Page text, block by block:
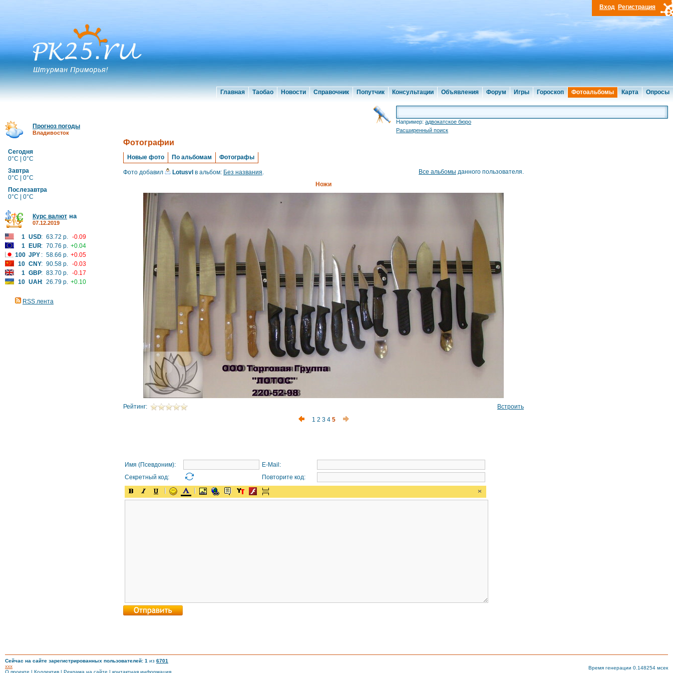
Главная Таобао Новости Справочник Попутчик Консультации Объявления Форум Игры Гороскоп Фотоальбомы Карта Опросы
Вход Регистрация
Прогноз погоды
Владивосток
Сегодня
0°C | 0°C
Завтра
0°C | 0°C
Послезавтра
0°C | 0°C
Курс валют на
07.12.2019
1 USD: 63.72 р. -0.09
1
EUR: 70.76 р. +0.04
100 JPY : 58.66 р. +0.05
10 CNY: 90.58 р. -0.03
1 GBP: 83.70 р. -0.17
10 UAH: 26.79 р. +0.10
RSS лента
Например: адвокатское бюро
Расширенный поиск
Фотографии
Новые фото По альбомам Фотографы
Фото добавил Lotusvl в альбом: Без названия. Все альбомы данного пользователя.
Ножи
Рейтинг:
Встроить
1 2 3 4 5
Имя (Псевдоним):
E-Mail:
Секретный код:
Повторите код:
Сейчас на сайте зарегистрированных пользователей: 1 из 6701
xxx
О проекте | Коллектив | Реклама на сайте | контактная информация
Время генерации 0.148254 мсек